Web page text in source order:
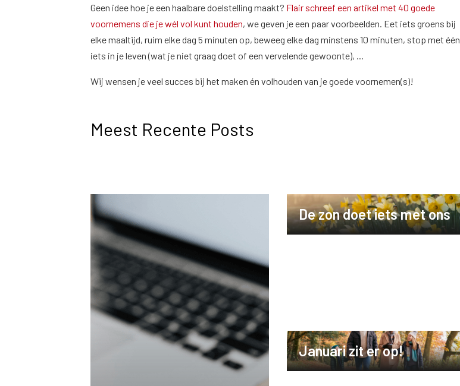
Geen idee hoe je een haalbare doelstelling maakt? Flair schreef een artikel met 40 goede
voornemens die je wél vol kunt houden, we geven je een paar voorbeelden. Eet iets groens bij
elke maaltijd, ruim elke dag 5 minuten op, beweeg elke dag minstens 10 minuten, stop met één
iets in je leven (wat je niet graag doet of een vervelende gewoonte), ...
Wij wensen je veel succes bij het maken én volhouden van je goede voornemen(s)!
Meest Recente Posts
De zon doet iets met ons
Januari zit er op!